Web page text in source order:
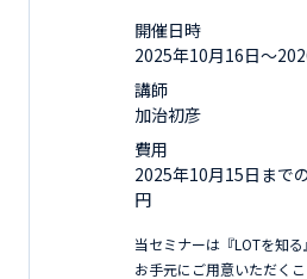
開催日時
2025年10月16日〜
講師
加治初彦
費用
2025年10月15日ま
円
当セミナーは『LOTを知る
お手元にご用意いただくこ